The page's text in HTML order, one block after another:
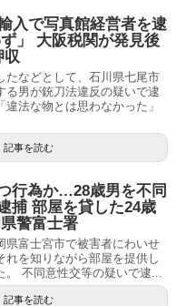
入で写真館経営者を逮
」 大阪税関が発見後
収
たなどとして、石川県七尾市
る男が銃刀法違反の疑いで逮
法な物とは思わなかった」
記事を読む
行為か…28歳男を不同
捕 部屋を貸した24歳
警富士署
県富士宮市で被害者にわいせ
れを知りながら部屋を提供し
。 不同意性交等の疑いで逮...
記事を読む